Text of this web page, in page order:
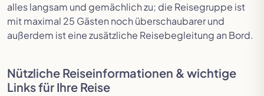
alles langsam und gemächlich zu; die Reisegruppe ist
mit maximal 25 Gästen noch überschaubarer und
außerdem ist eine zusätzliche Reisebegleitung an Bord.
Nützliche Reiseinformationen & wichtige
Links für Ihre Reise